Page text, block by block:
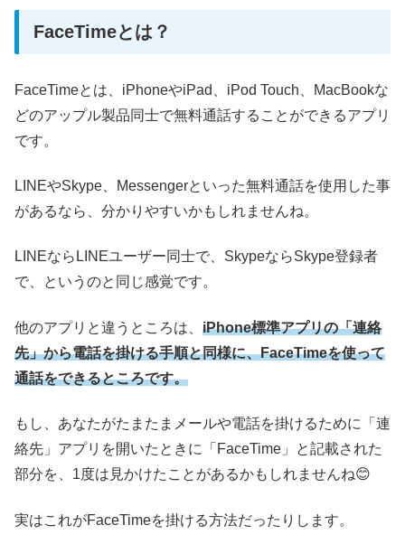
FaceTimeとは？
FaceTimeとは、iPhoneやiPad、iPod Touch、MacBookな
どのアップル製品同士で無料通話することができるアプリ
です。
LINEやSkype、Messengerといった無料通話を使用した事
があるなら、分かりやすいかもしれませんね。
LINEならLINEユーザー同士で、SkypeならSkype登録者
で、というのと同じ感覚です。
他のアプリと違うところは、 iPhone標準アプリの「連絡
先」から電話を掛ける手順と同様に、FaceTimeを使って
通話をできるところです。
もし、あなたがたまたまメールや電話を掛けるために「連
絡先」アプリを開いたときに「FaceTime」と記載された
部分を、1度は見かけたことがあるかもしれませんね😊
実はこれがFaceTimeを掛ける方法だったりします。